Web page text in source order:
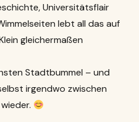
Universitätsflair
lebt all das auf
gleichermaßen
Stadtbummel – und
irgendwo zwischen